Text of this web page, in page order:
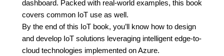
dashboard. Packed with real-world examples, this book
covers common IoT use as well.
By the end of this IoT book, you’ll know how to design
and develop IoT solutions leveraging intelligent edge-to-
cloud technologies implemented on Azure.